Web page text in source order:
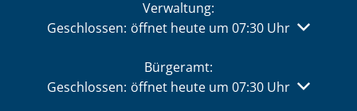
Verwaltung:
Klicken, um weitere Öffnungs- oder Schließzeiten
Geschlossen: öffnet heute um 07:30 Uhr
Bürgeramt:
Klicken, um weitere Öffnungs- oder Schließzeiten
Geschlossen: öffnet heute um 07:30 Uhr